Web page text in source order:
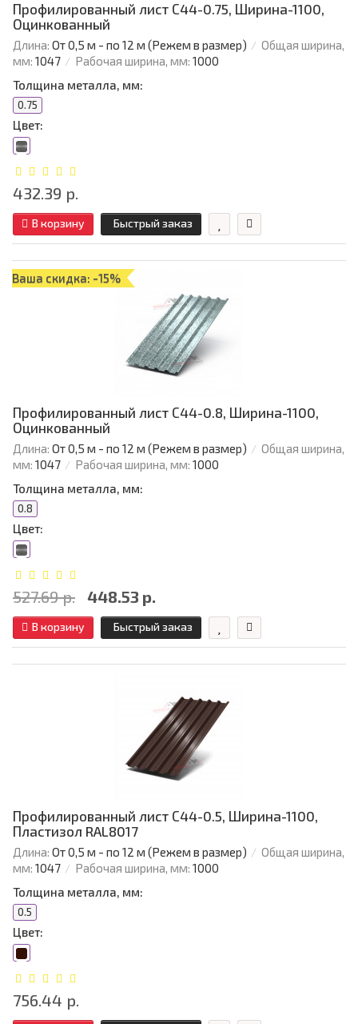
Профилированный лист С44-0.75, Ширина-1100,
Оцинкованный
Длина: От 0,5 м - по 12 м (Режем в размер)
Общая ширина,
мм: 1047 Рабочая ширина, мм: 1000
Толщина металла, мм:
0.75
Цвет:
432.39 р.
В корзину Быстрый заказ
Ваша скидка: -15%
Профилированный лист С44-0.8, Ширина-1100,
Оцинкованный
Длина: От 0,5 м - по 12 м (Режем в размер)
Общая ширина,
мм: 1047 Рабочая ширина, мм: 1000
Толщина металла, мм:
0.8
Цвет:
527.69 р. 448.53 р.
В корзину Быстрый заказ
Профилированный лист С44-0.5, Ширина-1100,
Пластизол RAL8017
Длина: От 0,5 м - по 12 м (Режем в размер)
Общая ширина,
мм: 1047 Рабочая ширина, мм: 1000
Толщина металла, мм:
0.5
Цвет:
756.44 р.